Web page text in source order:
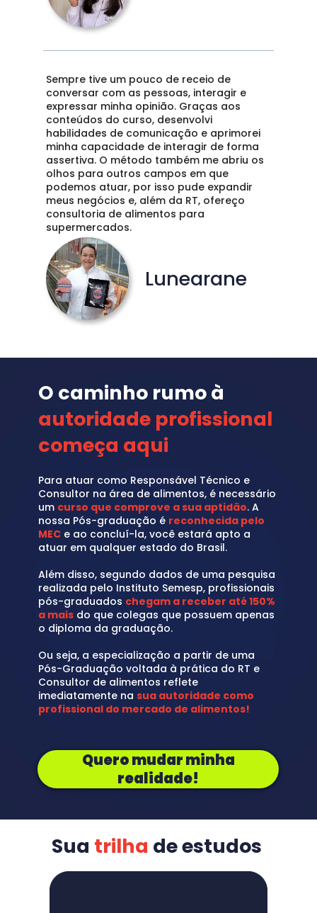
Sempre tive um pouco de receio de
conversar com as pessoas, interagir e
expressar minha opinião. Graças aos
conteúdos do curso, desenvolvi
habilidades de comunicação e aprimorei
minha capacidade de interagir de forma
assertiva. O método também me abriu os
olhos para outros campos em que
podemos atuar, por isso pude expandir
meus negócios e, além da RT, ofereço
consultoria de alimentos para
supermercados.
Lunearane
autoridade profissional
começa aqui
Para atuar como Responsável Técnico e
Consultor na área de alimentos, é necessário
um curso que comprove a sua aptidão. A
nossa Pós-graduação é reconhecida pelo
MEC e ao concluí-la, você estará apto a
atuar em qualquer estado do Brasil.
Além disso, segundo dados de uma pesquisa
realizada pelo Instituto Semesp, profissionais
pós-graduados chegam a receber até 150%
a mais do que colegas que possuem apenas
o diploma da graduação.
Ou seja, a especialização a partir de uma
Pós-Graduação voltada à prática do RT e
Consultor de alimentos reflete
imediatamente na sua autoridade como
profissional do mercado de alimentos!
Quero mudar minha
realidade!
Sua trilha de estudos